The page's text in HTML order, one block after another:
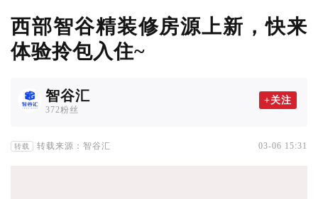
西部智谷精装修房源上新，快来
体验拎包入住~
智谷汇
372粉丝
+关注
转载 转载来源：智谷汇 03-06 15:31